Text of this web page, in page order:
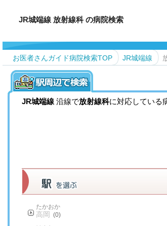
JR城端線 放射線科 の病院検索
お医者さんガイド病院検索TOP JR城端線
JR城端線 沿線で放射線科に対応している
たかおか
高岡 (0)